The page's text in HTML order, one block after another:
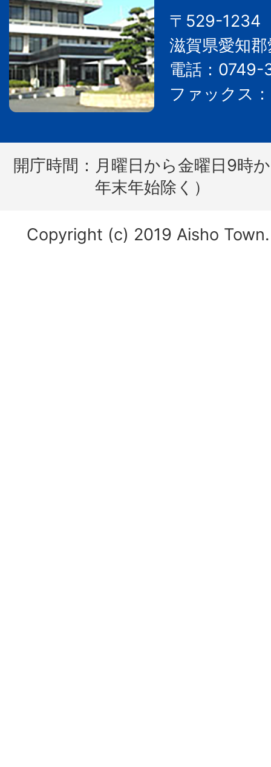
〒529-
滋賀県愛知
電話：0749-
ファックス
開庁時間： 月曜日から金曜日9時
年末年始除く）
Copyright (c) 2019 Aisho